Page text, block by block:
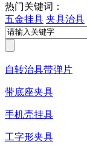
热门关键词：
五金挂具 夹具治具
自转治具带弹片
带底座夹具
手机壳挂具
工字形夹具